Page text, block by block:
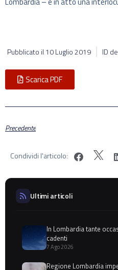
Pubblicato il 10 Luglio 2019 ID
Scarica PDF
Precedente
Condividi l'articolo:
Ultimi articoli
In Lombardia tante
cadenti
7 Ago 2026
Regione Lombardia